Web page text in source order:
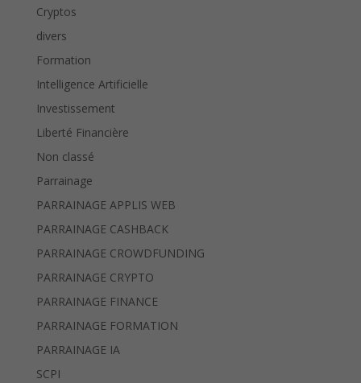
Cryptos
divers
Formation
Intelligence Artificielle
Investissement
Liberté Financière
Non classé
Parrainage
PARRAINAGE APPLIS WEB
PARRAINAGE CASHBACK
PARRAINAGE CROWDFUNDING
PARRAINAGE CRYPTO
PARRAINAGE FINANCE
PARRAINAGE FORMATION
PARRAINAGE IA
SCPI